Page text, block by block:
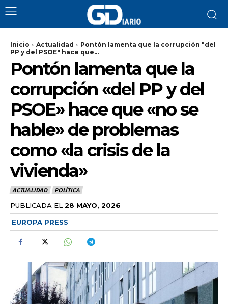
Inicio Actualidad
Pontón lamenta que la corrupción "del
PP y del PSOE" hace que...
Pontón lamenta que la
corrupción «del PP y del
PSOE» hace que «no se
hable» de problemas
como «la crisis de la
vivienda»
ACTUALIDAD POLÍTICA
PUBLICADA EL 28 MAYO, 2026
EUROPA PRESS